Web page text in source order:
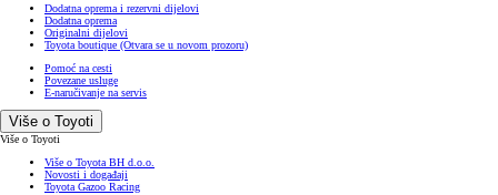
Dodatna oprema i rezervni dijelovi
Dodatna oprema
Originalni dijelovi
Toyota boutique (Otvara se u novom prozoru)
Pomoć na cesti
Povezane usluge
E-naručivanje na servis
Više o Toyoti
Više o Toyoti
Više o Toyota BH d.o.o.
Novosti i događaji
Toyota Gazoo Racing